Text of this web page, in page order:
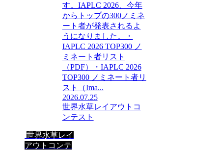
す。IAPLC 2026、今年
からトップの300ノミネ
ート者が発表されるよ
うになりました。・
IAPLC 2026 TOP300 ノ
ミネート者リスト
（PDF）・IAPLC 2026
TOP300 ノミネート者リ
スト（Ima...
2026.07.25
世界水草レイアウトコ
ンテスト
世界水草レイ
アウトコンテ